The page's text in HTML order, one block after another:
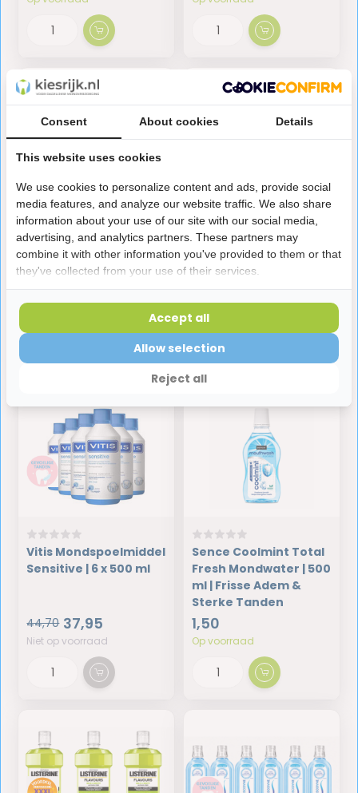
Listerine Clean &
Fresh Mondwater | 3 x
500 ml | Frisse Adem
11,95
Listerine Advanced
White Mild Mondwater
| 3 x 500 ml | Tegen
13,75
Op voorraad
Vitis Mondspoelmiddel
Sensitive | 6 x 500 ml
44,70 37,95
Niet op voorraad
Sence Coolmint Total
Fresh Mondwater | 500
ml | Frisse Adem &
Sterke Tanden
1,50
Op voorraad
Consent About cookies Details
This website uses cookies
We use cookies to personalize content and ads, provide social
media features, and analyze our website traffic. We also share
information about your use of our site with our social media,
advertising, and analytics partners. These partners may
combine it with other information you've provided to them or that
they've collected from your use of their services.
Reject all
Allow selection
Accept all